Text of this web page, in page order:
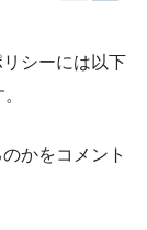
リシーには以下
かをコメント